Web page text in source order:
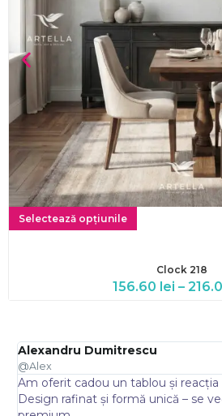
Selectează opțiunile
Clock 218
156.60 lei –
Alexandru Dumitrescu
@Alex
Am oferit cadou un tablou și reacția
Design rafinat și formă unică – se